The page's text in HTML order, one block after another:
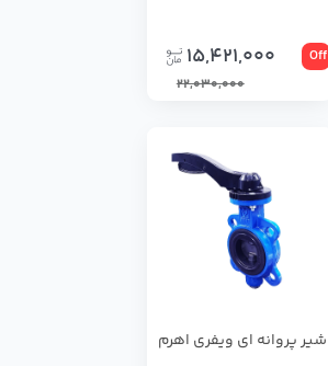
Off
15,421,000
22,030,000
شير پروانه اي ويفري اهرم